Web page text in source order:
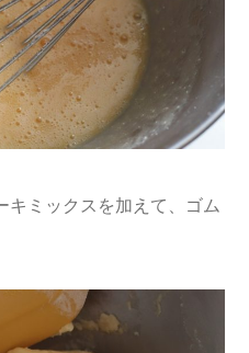
キミックスを加えて、ゴム